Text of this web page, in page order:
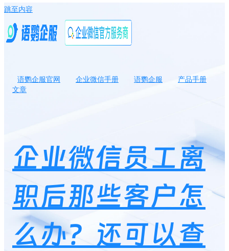
跳至内容
语鹦企服官网 企业微信手册 语鹦企服
产品手册
文章
企业微信员工离
职后那些客户怎
么办？还可以查